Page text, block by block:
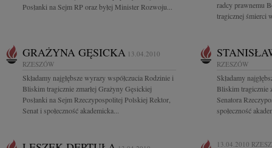
Posłanki na Sejm RP oraz byłej Minister Rozwoju...
radcy prawnemu
tragicznej śmierci
GRAŻYNA GĘSICKA 13.04.2010
RZESZÓW
Składamy najgłębsze wyrazy współczucia Rodzinie i
Bliskim tragicznie zmarłej Grażyny Gęsickiej
Posłanki na Sejm Rzeczypospolitej Polskiej Rektor,
Senat i społeczność akademicka...
RZESZÓW
Składamy
Bliskim tragicznie
Senatora
społeczność
13.04.2010